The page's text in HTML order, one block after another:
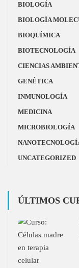
BIOLOGÍA
BIOLOGÍA
BIOQUÍMICA
BIOTECNOLOGÍA
CIENCIAS
GENÉTICA
INMUNOLOGÍA
MEDICINA
MICROBIOLOGÍA
UNCATEGORIZED
ÚLTIMOS